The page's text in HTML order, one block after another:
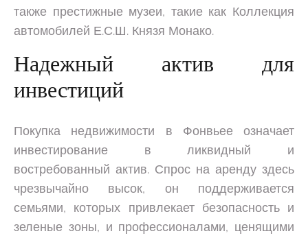
также престижные музеи, такие как Коллекция
автомобилей Е.С.Ш. Князя Монако.
Надежный актив для
инвестиций
Покупка недвижимости в Фонвьее означает
инвестирование в ликвидный и
востребованный актив. Спрос на аренду здесь
чрезвычайно высок, он поддерживается
семьями, которых привлекает безопасность и
зеленые зоны, и профессионалами, ценящими